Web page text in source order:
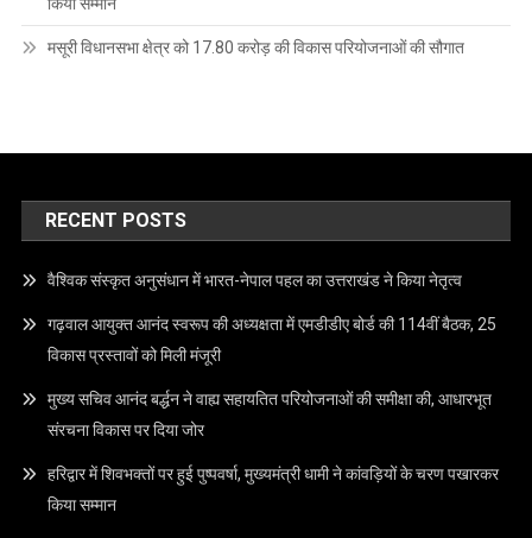
मसूरी विधानसभा क्षेत्र को 17.80 करोड़ की विकास परियोजनाओं की सौगात
RECENT POSTS
वैश्विक संस्कृत अनुसंधान में भारत-नेपाल पहल का उत्तराखंड ने किया नेतृत्व
गढ़वाल आयुक्त आनंद स्वरूप की अध्यक्षता में एमडीडीए बोर्ड की 114वीं बैठक, 25
विकास प्रस्तावों को मिली मंजूरी
मुख्य सचिव आनंद बर्द्धन ने वाह्य सहायतित परियोजनाओं की समीक्षा की, आधारभूत
संरचना विकास पर दिया जोर
हरिद्वार में शिवभक्तों पर हुई पुष्पवर्षा, मुख्यमंत्री धामी ने कांवड़ियों के चरण पखारकर
किया सम्मान